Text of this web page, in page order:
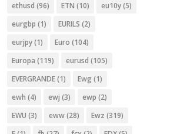
ethusd (96) ETN (10) eu10y(5)
eurgbp (1) EURILS (2)
eurjpy(1) Euro (104)
Europa (119) eurusd (105)
EVERGRANDE(1) Ewg (1)
ewh (4) ewj (3) ewp (2)
EWU (3) eww(28) Ewz (319)